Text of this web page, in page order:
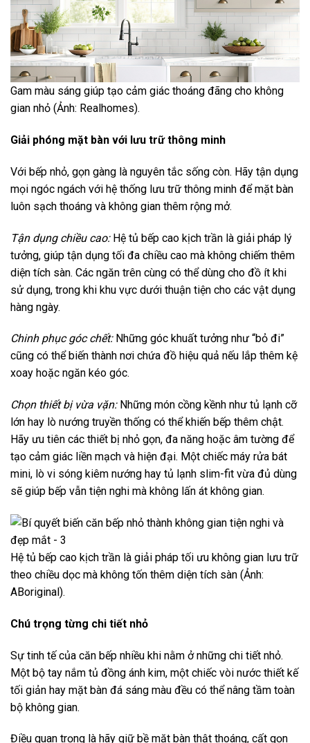
Gam màu sáng giúp tạo cảm giác thoáng đãng cho không
gian nhỏ (Ảnh: Realhomes).
Giải phóng mặt bàn với lưu trữ thông minh
Với bếp nhỏ, gọn gàng là nguyên tắc sống còn. Hãy tận dụng
mọi ngóc ngách với hệ thống lưu trữ thông minh để mặt bàn
luôn sạch thoáng và không gian thêm rộng mở.
Tận dụng chiều cao:Hệ tủ bếp cao kịch trần là giải pháp lý
tưởng, giúp tận dụng tối đa chiều cao mà không chiếm thêm
diện tích sàn. Các ngăn trên cùng có thể dùng cho đồ ít khi
sử dụng, trong khi khu vực dưới thuận tiện cho các vật dụng
hàng ngày.
Chinh phục góc chết:Những góc khuất tưởng như “bỏ đi”
cũng có thể biến thành nơi chứa đồ hiệu quả nếu lắp thêm kệ
xoay hoặc ngăn kéo góc.
Chọn thiết bị vừa vặn:Những món cồng kềnh như tủ lạnh cỡ
lớn hay lò nướng truyền thống có thể khiến bếp thêm chật.
Hãy ưu tiên các thiết bị nhỏ gọn, đa năng hoặc âm tường để
tạo cảm giác liền mạch và hiện đại. Một chiếc máy rửa bát
mini, lò vi sóng kiêm nướng hay tủ lạnh slim-fit vừa đủ dùng
sẽ giúp bếp vẫn tiện nghi mà không lấn át không gian.
Hệ tủ bếp cao kịch trần là giải pháp tối ưu không gian lưu trữ
theo chiều dọc mà không tốn thêm diện tích sàn (Ảnh:
ABoriginal).
Chú trọng từng chi tiết nhỏ
Sự tinh tế của căn bếp nhiều khi nằm ở những chi tiết nhỏ.
Một bộ tay nắm tủ đồng ánh kim, một chiếc vòi nước thiết kế
tối giản hay mặt bàn đá sáng màu đều có thể nâng tầm toàn
bộ không gian.
Điều quan trọng là hãy giữ bề mặt bàn thật thoáng, cất gọn